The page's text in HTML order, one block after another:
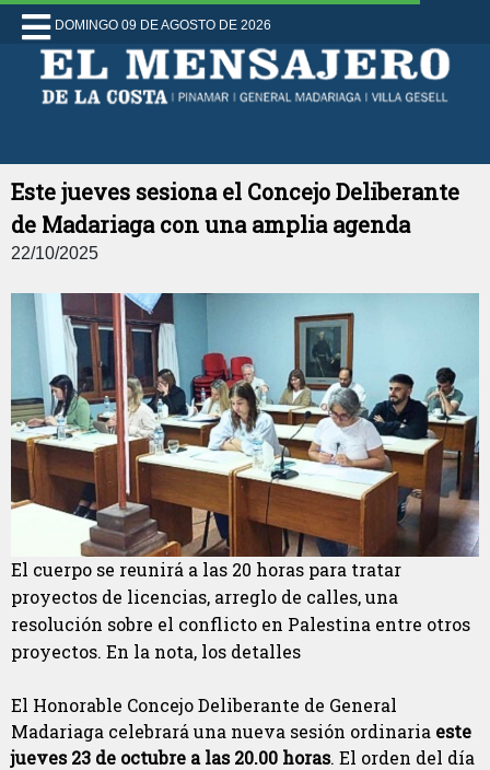
DOMINGO 09 DE AGOSTO DE 2026
Este jueves sesiona el Concejo Deliberante
de Madariaga con una amplia agenda
22/10/2025
El cuerpo se reunirá a las 20 horas para tratar
proyectos de licencias, arreglo de calles, una
resolución sobre el conflicto en Palestina entre otros
proyectos. En la nota, los detalles
El Honorable Concejo Deliberante de General
Madariaga celebrará una nueva sesión ordinaria este
jueves 23 de octubre a las 20.00 horas. El orden del día